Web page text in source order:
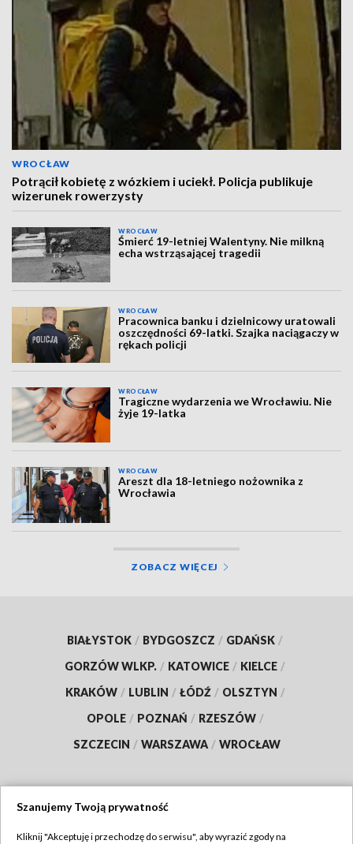
WROCŁAW
Potrącił kobietę z wózkiem i uciekł. Policja publikuje
wizerunek rowerzysty
WROCŁAW
Śmierć 19-letniej Walentyny. Nie milkną
echa wstrząsającej tragedii
WROCŁAW
Pracownica banku i dzielnicowy uratowali
oszczędności 69-latki. Szajka naciągaczy w
rękach policji
WROCŁAW
Tragiczne wydarzenia we Wrocławiu. Nie
żyje 19-latka
WROCŁAW
Areszt dla 18-letniego nożownika z
Wrocławia
ZOBACZ WIĘCEJ
BIAŁYSTOK / BYDGOSZCZ / GDAŃSK /
GORZÓW WLKP. / KATOWICE / KIELCE /
KRAKÓW / LUBLIN / ŁÓDŹ / OLSZTYN /
OPOLE / POZNAŃ / RZESZÓW /
SZCZECIN / WARSZAWA / WROCŁAW
Szanujemy Twoją prywatność
Kliknij "Akceptuję i przechodzę do serwisu", aby wyrazić zgody na